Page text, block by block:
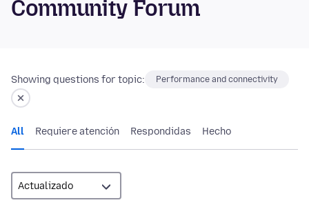
Community Forum
Showing questions for topic: Performance and connectivity
All Requiere atención Respondidas Hecho